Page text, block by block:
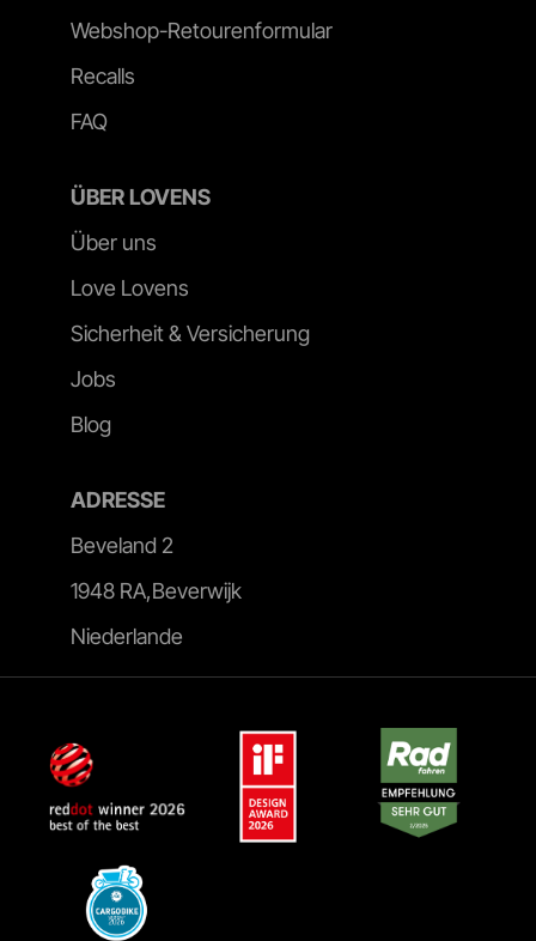
Webshop-Retourenformular
Recalls
FAQ
ÜBER LOVENS
Über uns
Love Lovens
Sicherheit & Versicherung
Jobs
Blog
ADRESSE
Beveland 2
1948 RA,Beverwijk
Niederlande